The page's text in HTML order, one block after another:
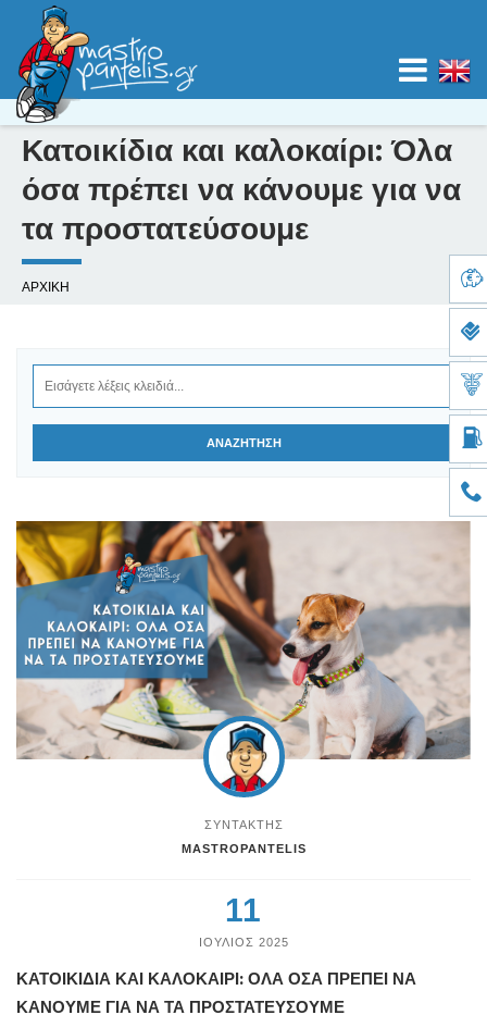
ΑΡΧΙΚΗ
ΚΑΤΑΧΩΡΙΣΗ
Κατοικίδια και καλοκαίρι: Όλα
όσα πρέπει να κάνουμε για να
τα προστατεύσουμε
ΑΡΧΙΚΗ
ΣΥΝΤΑΚΤΗΣ
MASTROPANTELIS
11
ΙΟΥΛΙΟΣ 2025
ΚΑΤΟΙΚΙΔΙΑ ΚΑΙ ΚΑΛΟΚΑΙΡΙ: ΟΛΑ ΟΣΑ ΠΡΕΠΕΙ ΝΑ
ΚΑΝΟΥΜΕ ΓΙΑ ΝΑ ΤΑ ΠΡΟΣΤΑΤΕΥΣΟΥΜΕ